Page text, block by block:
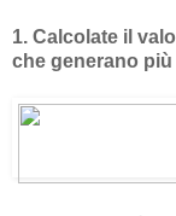
1. Calcolate il
che generano